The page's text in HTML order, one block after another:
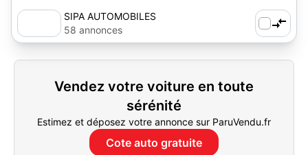
SIPA AUTOMOBILES
58 annonces
Vendez votre voiture en toute
sérénité
Estimez et déposez votre annonce sur ParuVendu.fr
Cote auto gratuite